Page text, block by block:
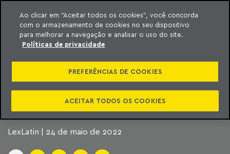
o conteúdo
Machado Meyer
SÓ A ECONOMIA
DEVE IMPORTAR NA
ANÁLISE DO CADE?
LexLatin | 24 de maio de 2022
Ao clicar em “Aceitar todos os cookies”, você concorda
com o armazenamento de cookies no seu dispositivo
para melhorar a navegação e analisar o uso do site.
Políticas de privacidade
PREFERÊNCIAS DE COOKIES
ACEITAR TODOS OS COOKIES